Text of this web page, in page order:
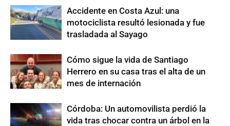
Accidente en Costa Azul: una
motociclista resultó lesionada y fue
trasladada al Sayago
Cómo sigue la vida de Santiago
Herrero en su casa tras el alta de un
mes de internación
Córdoba: Un automovilista perdió la
vida tras chocar contra un árbol en la